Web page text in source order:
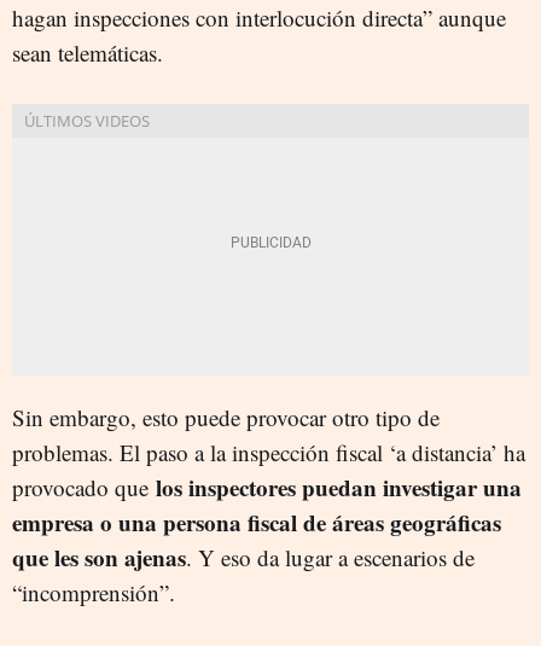
hagan inspecciones con interlocución directa” aunque
sean telemáticas.
Sin embargo, esto puede provocar otro tipo de
problemas. El paso a la inspección fiscal ‘a distancia’ ha
provocado que los inspectores puedan investigar una
empresa o una persona fiscal de áreas geográficas
que les son ajenas. Y eso da lugar a escenarios de
“incomprensión”.